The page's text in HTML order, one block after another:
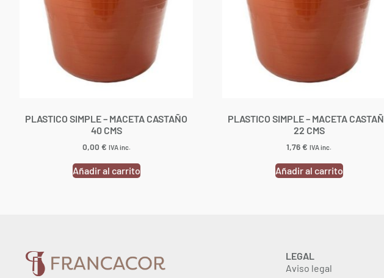
PLASTICO SIMPLE – MACETA CASTAÑO
40 CMS
0,00 € IVA inc.
Añadir al carrito
PLASTICO SIMPLE – MACETA
22 CMS
1,76€ IVA inc.
Añadir al carrito
LEGAL
Aviso legal